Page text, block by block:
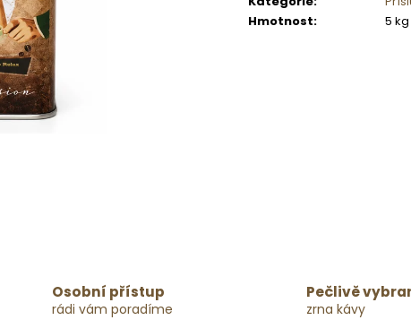
Hmotnost: 5 kg
Osobní přístup
rádi vám poradíme
Pečlivě
zrna kávy